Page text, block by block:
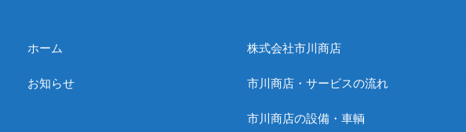
ホーム
お知らせ
株式会社市川商店
市川商店・サービスの流れ
市川商店の設備・車輌